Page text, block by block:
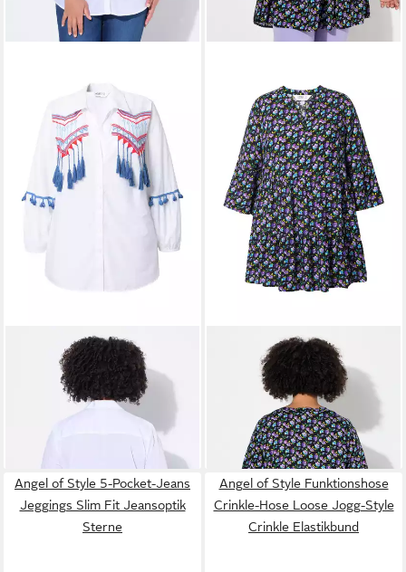
ANGEL OF STYLE
Hemdbluse Hemdbluse A-
Linie Stickborten und Fransen
59,99 €
lieferbar - in 2-3 Werktagen bei dir
ANGEL OF STYLE
Hemdbluse Bluse bequeme
Passform Blümchen Volants
49,99 €
lieferbar - in 2-3 Werktagen bei dir
Angel of Style 5-Pocket-Jeans
Jeggings Slim Fit Jeansoptik
Sterne
Angel of Style Funktionshose
Crinkle-Hose Loose Jogg-Style
Crinkle Elastikbund